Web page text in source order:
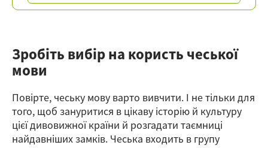
Зробіть вибір на користь чеської
мови
Повірте, чеську мову варто вивчити. І не тільки для
того, щоб зануритися в цікаву історію й культуру
цієї дивовижної країни й розгадати таємниці
найдавніших замків. Чеська входить в групу